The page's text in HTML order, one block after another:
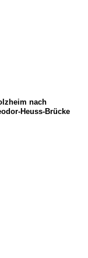
nach
Heuss-Brücke